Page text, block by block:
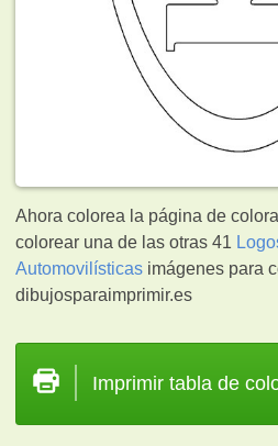
Ahora colorea la página de
colorear una de las otras 41
Automovilísticas imágenes para
dibujosparaimprimir.es
Imprimir tabla de